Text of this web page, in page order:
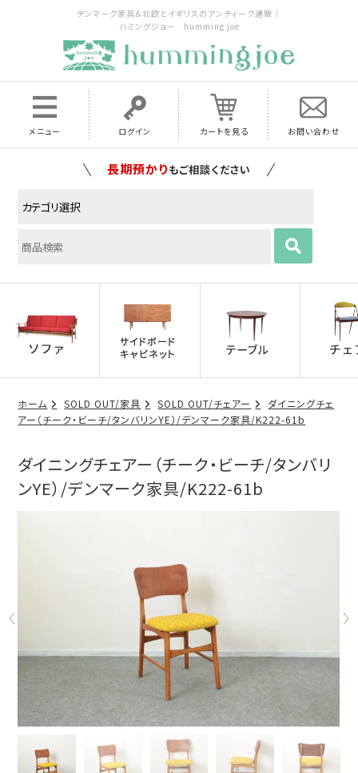
デンマーク家具＆北欧とイギリスのアンティーク通販｜
ハミングジョー humming joe
メニュー ログイン カートを見る お問い合わせ
家具の配送料は全国当店で負担いたします
ホーム SOLD OUT/家具 SOLD OUT/チェアー
ダイニングチェ
アー（チーク・ビーチ/タンバリンYE）/デンマーク家具/K222-61b
ダイニングチェアー（チーク・ビーチ/タンバリ
ンYE）/デンマーク家具/K222-61b